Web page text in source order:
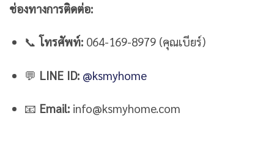
ช่องทางการติดต่อ:
📞โทรศัพท์:064-169-8979 (คุณเบียร์)
💬 LINE ID: @ksmyhome
📧 Email:info@ksmyhome.com